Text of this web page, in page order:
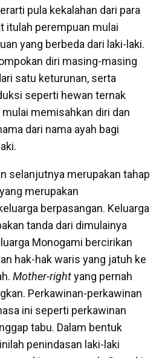
pula kekalahan dari para
itulah perempuan mulai
yang berbeda dari laki-laki.
diri masing-masing
satu keturunan, serta
seperti hewan ternak
memisahkan diri dan
dari nama ayah bagi
selanjutnya merupakan tahap
merupakan
berpasangan. Keluarga
tanda dari dimulainya
Monogami bercirikan
hak-hak waris yang jatuh ke
Mother-rightyang pernah
Perkawinan-perkawinan
ini seperti perkawinan
tabu. Dalam bentuk
penindasan laki-laki